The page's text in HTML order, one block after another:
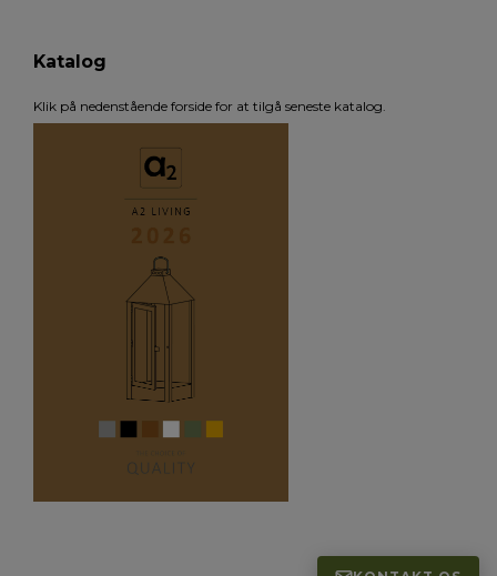
Katalog
Klik på nedenstående forside for at tilgå seneste katalog.